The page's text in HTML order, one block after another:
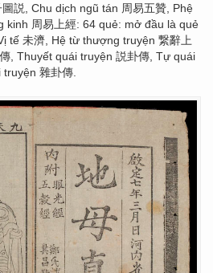
説, Chu dịch ngũ tán 周易五贊, Phệ
kinh 周易上經: 64 quẻ: mở đầu là quẻ
tế 未濟, Hệ từ thượng truyện 繋辭上
, Thuyết quái truyện 説卦傳, Tự quái
雜卦傳.